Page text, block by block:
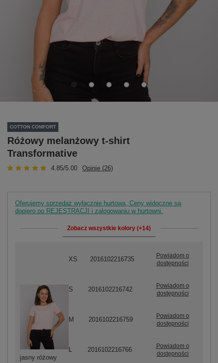
COTTON COMFORT
Różowy melanżowy t-shirt
Transformative
4.85/5.00 Opinie (26)
Oferujemy sprzedaż wyłącznie hurtową. Ceny widoczne są
dopiero po REJESTRACJI i zalogowaniu w hurtowni.
Zobacz wszystkie kolory (+14)
jasny różowy
XS 2016102216735
Powiadom o
dostępności
S 2016102216742
Powiadom o
dostępności
M 2016102216759
Powiadom o
dostępności
2016102216766
Powiadom o
dostępności